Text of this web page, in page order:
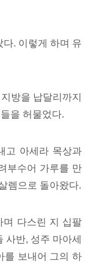
. 이렇게 하며 유
방을 납달리까지
을 허물었다.
고 아세라 목상과
부수어 가루를 만
렘으로 돌아왔다.
며 다스린 지 십팔
사반, 성주 마아세
를 보내어 그의 하